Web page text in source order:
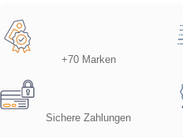
+70 Marken
Sichere Zahlungen